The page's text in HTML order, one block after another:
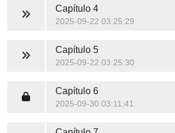
Capítulo 4
2025-09-22 03:25:29
Capítulo 5
2025-09-22 03:25:30
Capítulo 6
2025-09-30 03:11:41